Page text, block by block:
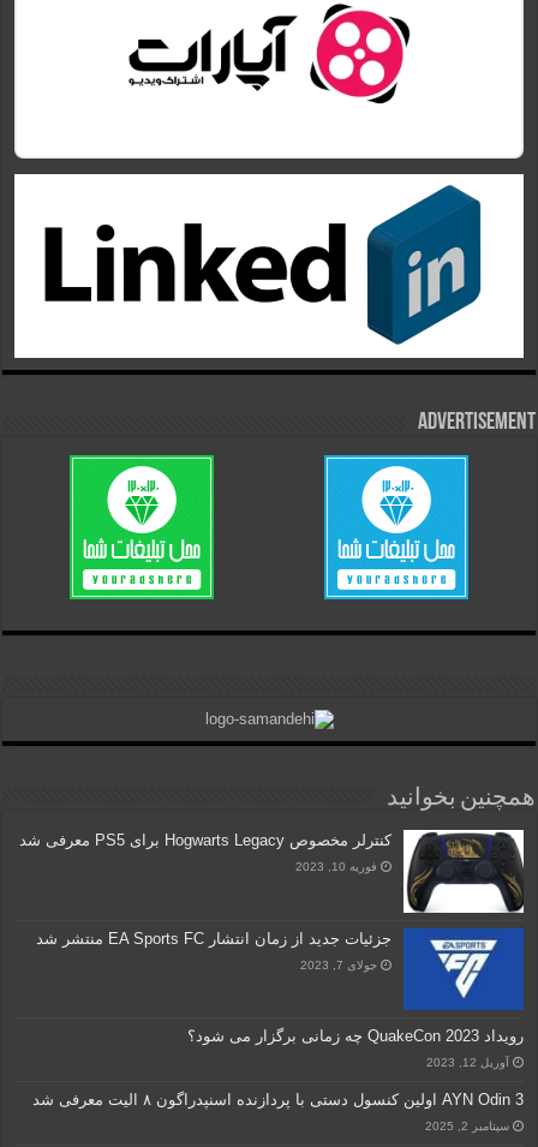
Advertisement
همچنین بخوانید
کنترلر مخصوص Hogwarts Legacy برای PS5 معرفی شد
فوریه 10, 2023
جزئیات جدید از زمان انتشار EA Sports FC منتشر شد
جولای 7, 2023
رویداد QuakeCon 2023 چه زمانی برگزار می شود؟
آوریل 12, 2023
AYN Odin 3 اولین کنسول دستی با پردازنده اسنپدراگون ۸ الیت معرفی شد
سپتامبر 2, 2025